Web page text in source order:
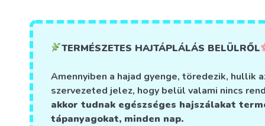
TERMÉSZETES HAJTÁPLÁLÁS BELÜLRŐL
Amennyiben a hajad gyenge, töredezik, hullik
szervezeted jelez, hogy belül valami nincs
akkor tudnak egészséges hajszálakat
tápanyagokat, minden nap.